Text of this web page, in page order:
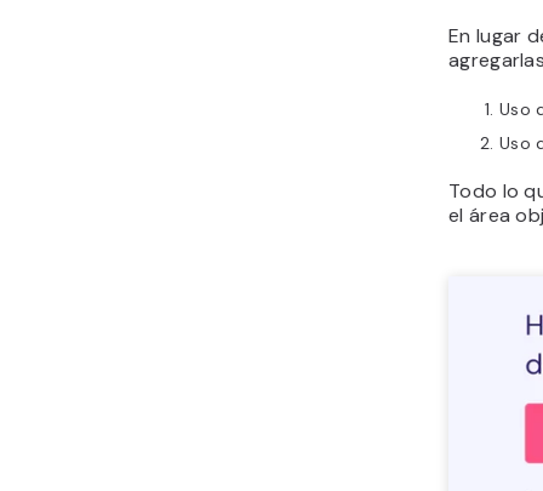
En lugar
Uso
Uso
Todo lo
el área